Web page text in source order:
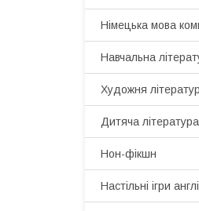
Німецька мова
Навчальна
Художня
Дитяча література
Нон-фікшн
Настільні ігри